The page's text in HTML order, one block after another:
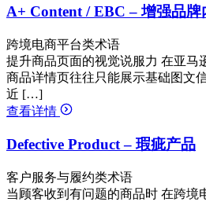
A+ Content / EBC – 增强品牌
跨境电商平台类术语
提升商品页面的视觉说服力 在亚马
商品详情页往往只能展示基础图文
近 […]
查看详情
Defective Product – 瑕疵产品
客户服务与履约类术语
当顾客收到有问题的商品时 在跨境